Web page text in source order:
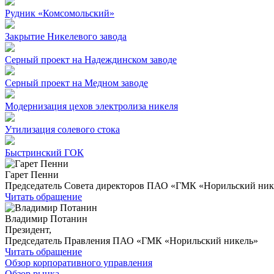
Рудник «Комсомольский»
Закрытие Никелевого завода
Серный проект на Надеждинском заводе
Серный проект на Медном заводе
Модернизация цехов электролиза никеля
Утилизация солевого стока
Быстринский ГОК
Гарет Пенни
Председатель Совета директоров ПАО «ГМК «Норильский
Читать обращение
Владимир Потанин
Президент,
Председатель Правления ПАО «ГМК «Норильский никель»
Читать обращение
Обзор корпоративного управления